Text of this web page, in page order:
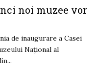
noi muzee vor
de inaugurare a Casei
Național al